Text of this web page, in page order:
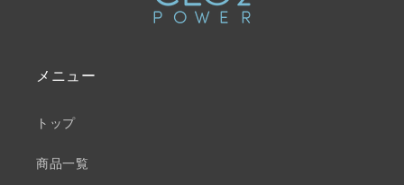
メニュー
トップ
商品一覧